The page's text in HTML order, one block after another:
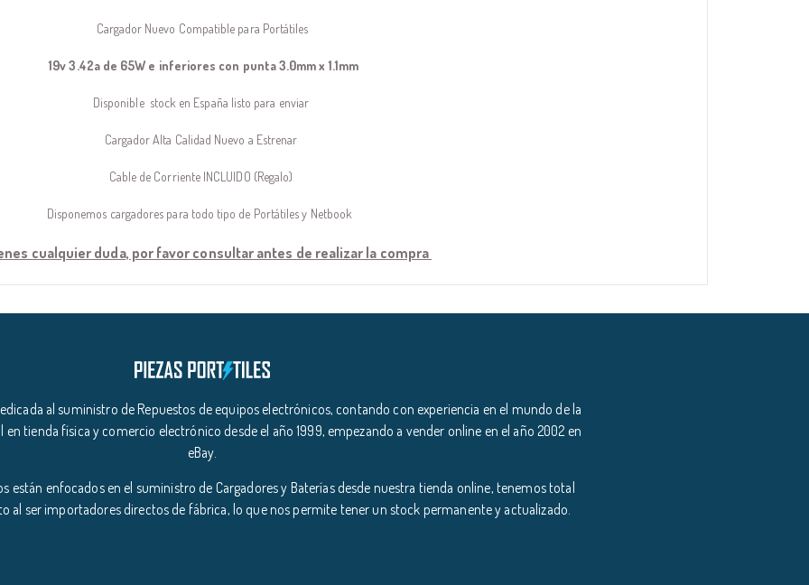
Cargador Nuevo Compatible para Portátiles
19v 3.42a de 65W e inferiores con punta 3.0mm x 1.1mm
Disponible stock en España listo para enviar
Cargador Alta Calidad Nuevo a Estrenar
Cable de Corriente INCLUIDO (Regalo)
Disponemos cargadores para todo tipo de Portátiles y Netbook
cualquier duda, por favor consultar antes de realizar la compra
al suministro de Repuestos de equipos electrónicos, contando con experiencia en el mundo de la
tienda física y comercio electrónico desde el año 1999, empezando a vender online en el año 2002 en
eBay.
están enfocados en el suministro de Cargadores y Baterías desde nuestra tienda online, tenemos total
al ser importadores directos de fábrica, lo que nos permite tener un stock permanente y actualizado.